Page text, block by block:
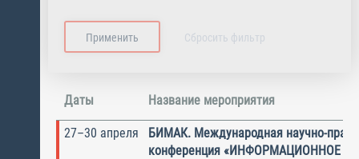
Даты Название мероприятия
27–30 апреля
БИМАК. Международная научно-
конференция «ИНФОРМАЦИОННОЕ